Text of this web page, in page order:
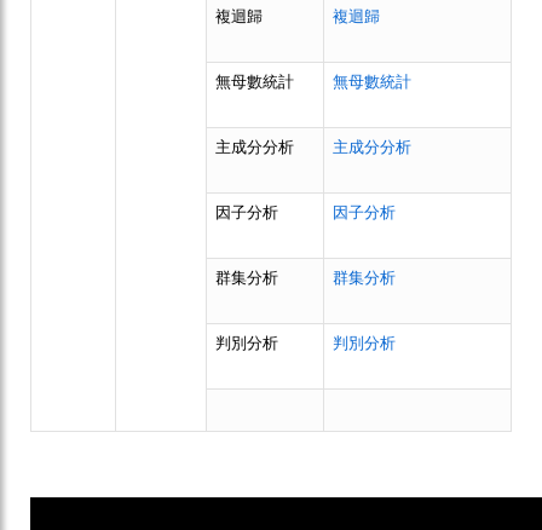
複迴歸 複迴歸
無母數統計 無母數統計
主成分分析 主成分分析
因子分析 因子分析
群集分析 群集分析
判別分析 判別分析